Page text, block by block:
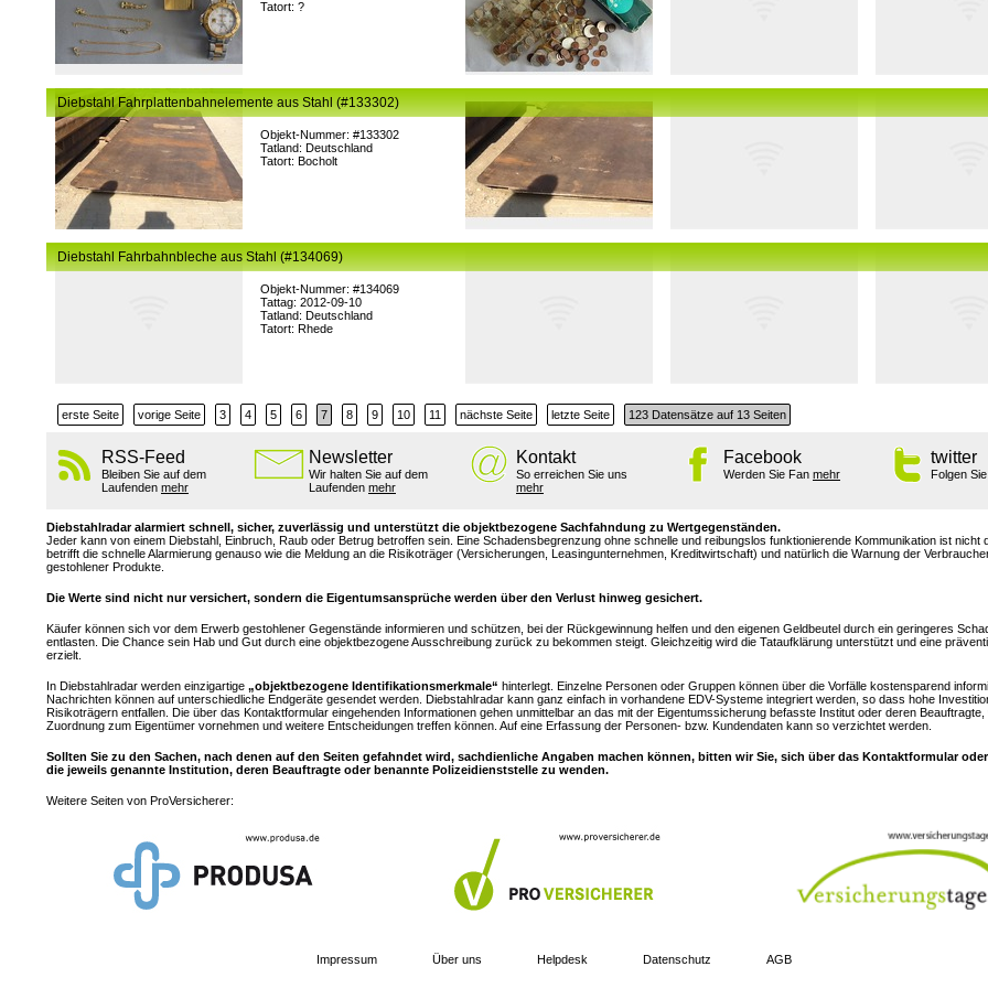
Tatort: ?
Objekt-Nummer: #133302
Tatland: Deutschland
Tatort: Bocholt
Diebstahl Fahrplattenbahnelemente aus Stahl (#133302)
Objekt-Nummer: #134069
Tattag: 2012-09-10
Tatland: Deutschland
Tatort: Rhede
Diebstahl Fahrbahnbleche aus Stahl (#134069)
erste Seite vorige Seite 3 4 5 6 7 8 9 10 11 nächste Seite letzte Seite 123 Datensätze auf 13 Seiten
RSS-Feed
Bleiben Sie auf dem
Laufenden mehr
Newsletter
Wir halten Sie auf dem
Laufenden mehr
Kontakt
So erreichen Sie uns
mehr
Facebook
Werden Sie Fan mehr
twitter
Folgen
Diebstahlradar alarmiert schnell, sicher, zuverlässig und unterstützt die objektbezogene Sachfahndung zu Wertgegenständen.
Jeder kann von einem Diebstahl, Einbruch, Raub oder Betrug betroffen sein. Eine Schadensbegrenzung ohne schnelle und reibungslos funktionierende Kommunikation ist nicht
betrifft die schnelle Alarmierung genauso wie die Meldung an die Risikoträger (Versicherungen, Leasingunternehmen, Kreditwirtschaft) und natürlich die Warnung der
gestohlener Produkte.
Die Werte sind nicht nur versichert, sondern die Eigentumsansprüche werden über den Verlust hinweg gesichert.
Käufer können sich vor dem Erwerb gestohlener Gegenstände informieren und schützen, bei der Rückgewinnung helfen und den eigenen Geldbeutel durch ein geringeres
entlasten. Die Chance sein Hab und Gut durch eine objektbezogene Ausschreibung zurück zu bekommen steigt. Gleichzeitig wird die Tataufklärung unterstützt und eine
erzielt.
In Diebstahlradar werden einzigartige „objektbezogene Identifikationsmerkmale“ hinterlegt. Einzelne Personen oder Gruppen können über die Vorfälle kostensparend
Nachrichten können auf unterschiedliche Endgeräte gesendet werden. Diebstahlradar kann ganz einfach in vorhandene EDV-Systeme integriert werden, so dass hohe
Risikoträgern entfallen. Die über das Kontaktformular eingehenden Informationen gehen unmittelbar an das mit der Eigentumssicherung befasste Institut oder deren Beauftragte,
Zuordnung zum Eigentümer vornehmen und weitere Entscheidungen treffen können. Auf eine Erfassung der Personen- bzw. Kundendaten kann so verzichtet werden.
Sollten Sie zu den Sachen, nach denen auf den Seiten gefahndet wird, sachdienliche Angaben machen können, bitten wir Sie, sich über das Kontaktformular
die jeweils genannte Institution, deren Beauftragte oder benannte Polizeidienststelle zu wenden.
Weitere Seiten von ProVersicherer:
Impressum Über uns Helpdesk Datenschutz AGB